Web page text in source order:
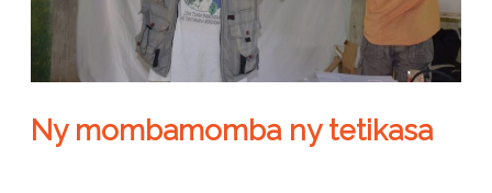
Ny mombamomba ny tetikasa